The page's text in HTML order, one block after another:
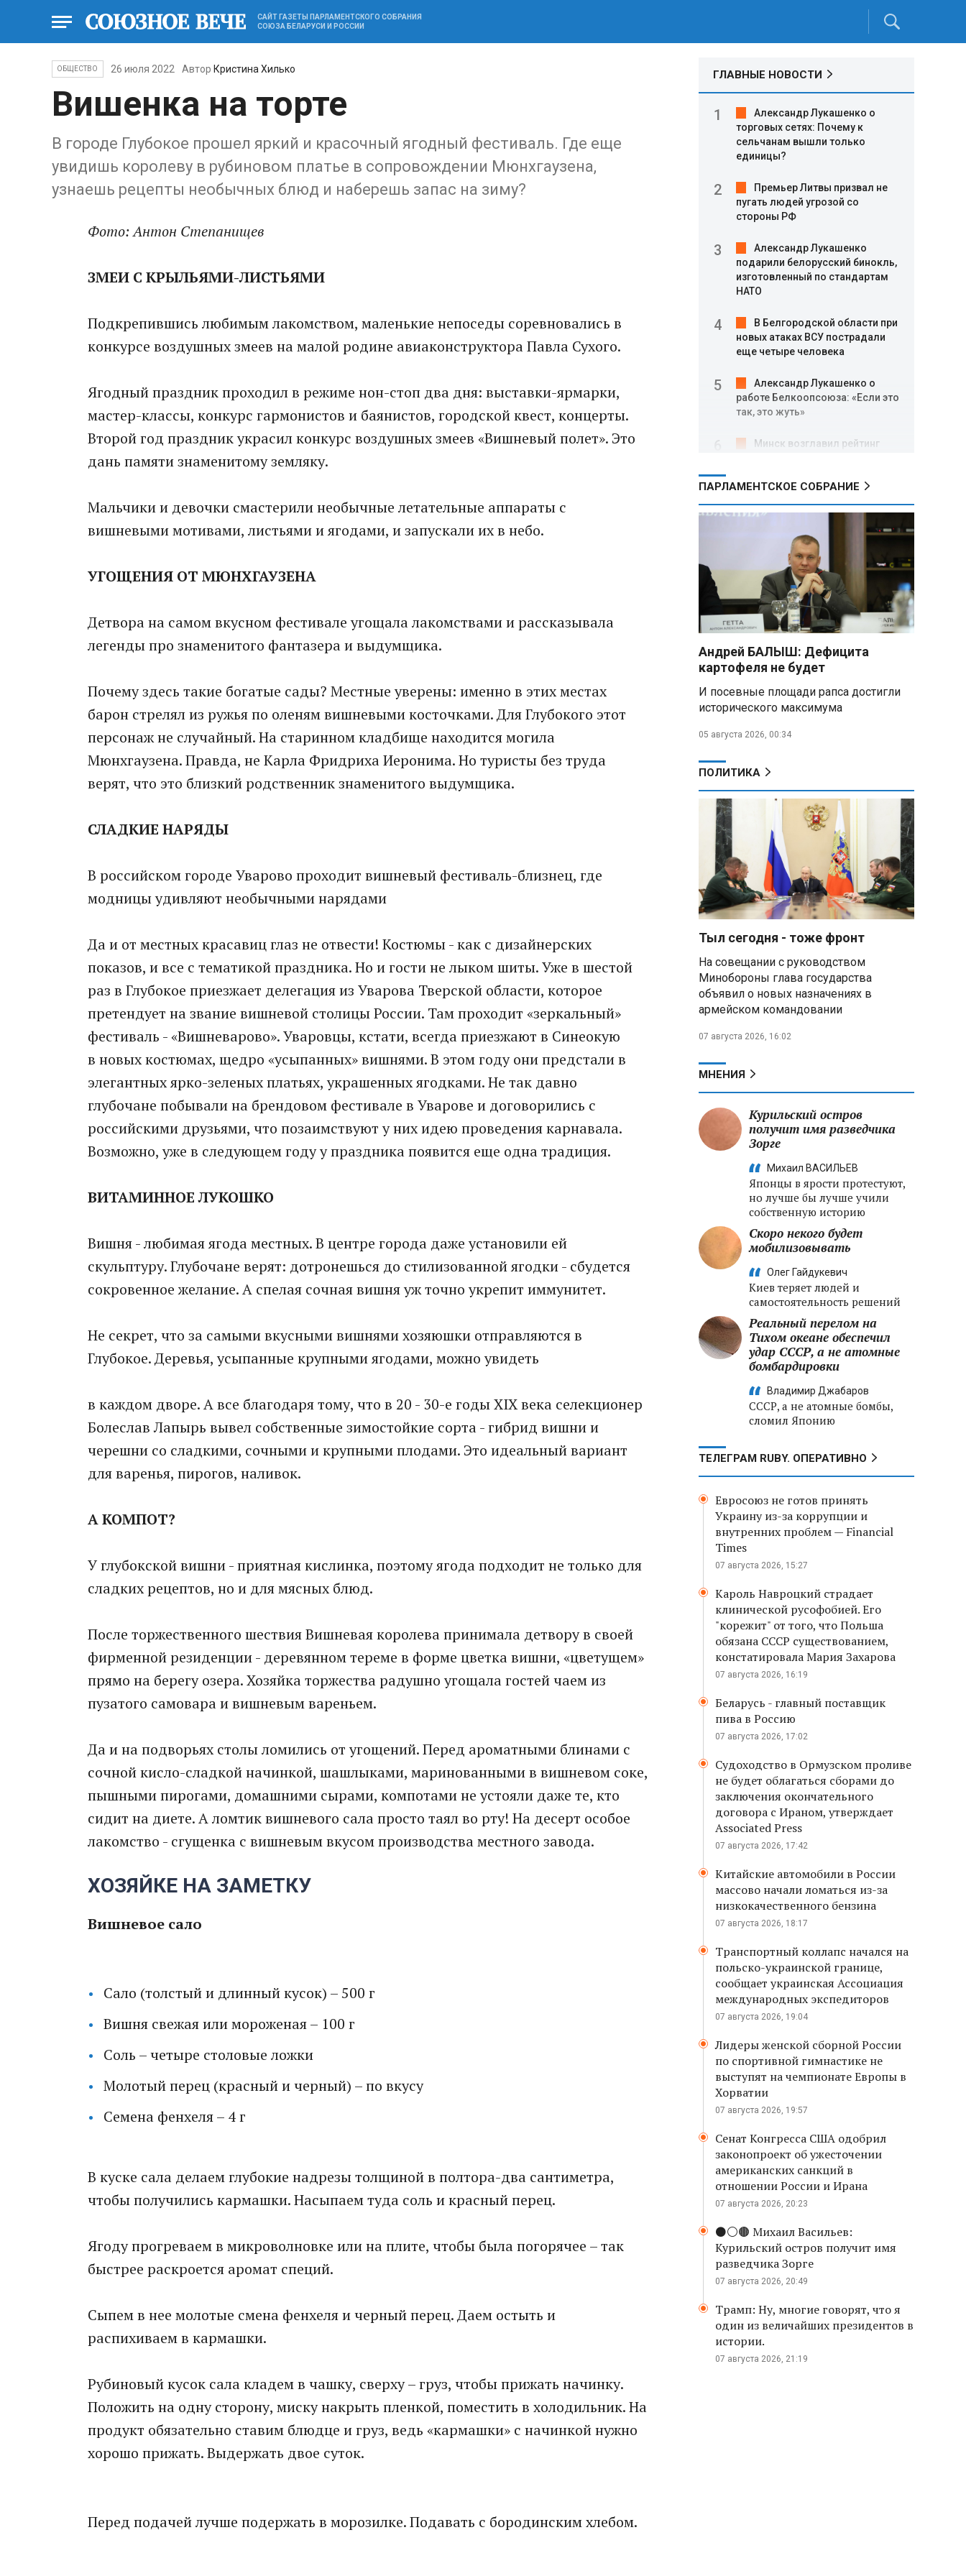
САЙТ ГАЗЕТЫ ПАРЛАМЕНТСКОГО СОБРАНИЯ
СОЮЗА БЕЛАРУСИ И РОССИИ
ОБЩЕСТВО 26 июля 2022 Автор Кристина Хилько
Вишенка на торте
В городе Глубокое прошел яркий и красочный ягодный фестиваль. Где еще
увидишь королеву в рубиновом платье в сопровождении Мюнхгаузена,
узнаешь рецепты необычных блюд и наберешь запас на зиму?
Фото: Антон Степанищев
ЗМЕИ С КРЫЛЬЯМИ-ЛИСТЬЯМИ
Подкрепившись любимым лакомством, маленькие непоседы соревновались в
конкурсе воздушных змеев на малой родине авиаконструктора Павла Сухого.
Ягодный праздник проходил в режиме нон-стоп два дня: выставки-ярмарки,
мастер-классы, конкурс гармонистов и баянистов, городской квест, концерты.
Второй год праздник украсил конкурс воздушных змеев «Вишневый полет». Это
дань памяти знаменитому земляку.
Мальчики и девочки смастерили необычные летательные аппараты с
вишневыми мотивами, листьями и ягодами, и запускали их в небо.
УГОЩЕНИЯ ОТ МЮНХГАУЗЕНА
Детвора на самом вкусном фестивале угощала лакомствами и рассказывала
легенды про знаменитого фантазера и выдумщика.
Почему здесь такие богатые сады? Местные уверены: именно в этих местах
барон стрелял из ружья по оленям вишневыми косточками. Для Глубокого этот
персонаж не случайный. На старинном кладбище находится могила
Мюнхгаузена. Правда, не Карла Фридриха Иеронима. Но туристы без труда
верят, что это близкий родственник знаменитого выдумщика.
СЛАДКИЕ НАРЯДЫ
В российском городе Уварово проходит вишневый фестиваль-близнец, где
модницы удивляют необычными нарядами
Да и от местных красавиц глаз не отвести! Костюмы - как с дизайнерских
показов, и все с тематикой праздника. Но и гости не лыком шиты. Уже в шестой
раз в Глубокое приезжает делегация из Уварова Тверской области, которое
претендует на звание вишневой столицы России. Там проходит «зеркальный»
фестиваль - «Вишневарово». Уваровцы, кстати, всегда приезжают в Синеокую
в новых костюмах, щедро «усыпанных» вишнями. В этом году они предстали в
элегантных ярко-зеленых платьях, украшенных ягодками. Не так давно
глубочане побывали на брендовом фестивале в Уварове и договорились с
российскими друзьями, что позаимствуют у них идею проведения карнавала.
Возможно, уже в следующем году у праздника появится еще одна традиция.
ВИТАМИННОЕ ЛУКОШКО
Вишня - любимая ягода местных. В центре города даже установили ей
скульптуру. Глубочане верят: дотронешься до стилизованной ягодки - сбудется
сокровенное желание. А спелая сочная вишня уж точно укрепит иммунитет.
Не секрет, что за самыми вкусными вишнями хозяюшки отправляются в
Глубокое. Деревья, усыпанные крупными ягодами, можно увидеть
в каждом дворе. А все благодаря тому, что в 20 - 30-е годы XIX века селекционер
Болеслав Лапырь вывел собственные зимостойкие сорта - гибрид вишни и
черешни со сладкими, сочными и крупными плодами. Это идеальный вариант
для варенья, пирогов, наливок.
А КОМПОТ?
У глубокской вишни - приятная кислинка, поэтому ягода подходит не только для
сладких рецептов, но и для мясных блюд.
После торжественного шествия Вишневая королева принимала детвору в своей
фирменной резиденции - деревянном тереме в форме цветка вишни, «цветущем»
прямо на берегу озера. Хозяйка торжества радушно угощала гостей чаем из
пузатого самовара и вишневым вареньем.
Да и на подворьях столы ломились от угощений. Перед ароматными блинами с
сочной кисло-сладкой начинкой, шашлыками, маринованными в вишневом соке,
пышными пирогами, домашними сырами, компотами не устояли даже те, кто
сидит на диете. А ломтик вишневого сала просто таял во рту! На десерт особое
лакомство - сгущенка с вишневым вкусом производства местного завода.
ХОЗЯЙКЕ НА ЗАМЕТКУ
Вишневое сало
Сало (толстый и длинный кусок) – 500 г
Вишня свежая или мороженая – 100 г
Соль – четыре столовые ложки
Молотый перец (красный и черный) – по вкусу
Семена фенхеля – 4 г
В куске сала делаем глубокие надрезы толщиной в полтора-два сантиметра,
чтобы получились кармашки. Насыпаем туда соль и красный перец.
Ягоду прогреваем в микроволновке или на плите, чтобы была погорячее – так
быстрее раскроется аромат специй.
Сыпем в нее молотые смена фенхеля и черный перец. Даем остыть и
распихиваем в кармашки.
Рубиновый кусок сала кладем в чашку, сверху – груз, чтобы прижать начинку.
Положить на одну сторону, миску накрыть пленкой, поместить в холодильник. На
продукт обязательно ставим блюдце и груз, ведь «кармашки» с начинкой нужно
хорошо прижать. Выдержать двое суток.
Перед подачей лучше подержать в морозилке. Подавать с бородинским хлебом.
ГЛАВНЫЕ НОВОСТИ
Александр Лукашенко о
торговых сетях: Почему к
сельчанам вышли только
единицы?
Премьер Литвы призвал не
пугать людей угрозой со
стороны РФ
Александр Лукашенко
подарили белорусский бинокль,
изготовленный по стандартам
НАТО
В Белгородской области при
новых атаках ВСУ пострадали
еще четыре человека
Александр Лукашенко о
работе Белкоопсоюза: «Если это
так, это жуть»
Минск возглавил рейтинг
Минобороны РФ: при
освобождении Анискино ВСУ
понесли большие потери, часть
военных сдалась в плен
Александр Лукашенко:
Россияне «услышали батьку» и
скупают пустующие дома в
белорусских деревнях
Алесандр Лукашенко назвал
работу сельской торговли
возмутился «просрочкой и
тухлятиной»
Владимир Путин обсудил с
меры по защите инфраструктуры
Минобороны РФ: «Искандер»
уничтожил эшелон с техникой
ВСУ в Днепропетровской
области
Главы правительств ЕАЭС
подписали три соглашения по
e‑торговле, биржевому рынку и
ученым званиям
Александр Лукашенко:
Хотите «собирать сливки» в
городах — отвечайте и за
отдалённые деревни
Минобороны РФ: установлен
Харьковской области
криптообменников в «Москва-
Сити», через которую
украинские call-центры
ПАРЛАМЕНТСКОЕ СОБРАНИЕ
Андрей БАЛЫШ: Дефицита
картофеля не будет
И посевные площади рапса достигли
исторического максимума
05 августа 2026, 00:34
ПОЛИТИКА
Тыл сегодня - тоже фронт
На совещании с руководством
Минобороны глава государства
объявил о новых назначениях в
армейском командовании
07 августа 2026, 16:02
МНЕНИЯ
Курильский остров
получит имя разведчика
Зорге
Михаил ВАСИЛЬЕВ
Японцы в ярости протестуют,
но лучше бы лучше учили
собственную историю
Скоро некого будет
мобилизовывать
Олег Гайдукевич
Киев теряет людей и
самостоятельность решений
Реальный перелом на
Тихом океане обеспечил
удар СССР, а не атомные
бомбардировки
Владимир Джабаров
СССР, а не атомные бомбы,
сломил Японию
ТЕЛЕГРАМ RUBY. ОПЕРАТИВНО
Евросоюз не готов принять
Украину из-за коррупции и
внутренних проблем — Financial
Times
07 августа 2026, 15:27
Кароль Навроцкий страдает
клинической русофобией. Его
"корежит" от того, что Польша
обязана СССР существованием,
констатировала Мария Захарова
07 августа 2026, 16:19
Беларусь - главный поставщик
пива в Россию
07 августа 2026, 17:02
Судоходство в Ормузском проливе
не будет облагаться сборами до
заключения окончательного
договора с Ираном, утверждает
Associated Press
07 августа 2026, 17:42
Китайские автомобили в России
массово начали ломаться из-за
низкокачественного бензина
07 августа 2026, 18:17
Транспортный коллапс начался на
польско-украинской границе,
сообщает украинская Ассоциация
международных экспедиторов
07 августа 2026, 19:04
Лидеры женской сборной России
по спортивной гимнастике не
выступят на чемпионате Европы в
Хорватии
07 августа 2026, 19:57
Сенат Конгресса США одобрил
законопроект об ужесточении
американских санкций в
отношении России и Ирана
07 августа 2026, 20:23
⚫️⚪️🟤 Михаил Васильев:
Курильский остров получит имя
разведчика Зорге
07 августа 2026, 20:49
Трамп: Ну, многие говорят, что я
один из величайших президентов в
истории.
07 августа 2026, 21:19